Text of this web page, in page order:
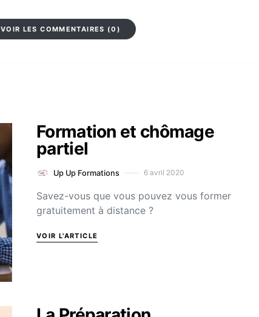
VOIR LES COMMENTAIRES (0)
Formation et chômage
partiel
Up Up Formations 6 avril 2020
Savez-vous que vous pouvez vous former
gratuitement à distance ?
VOIR L'ARTICLE